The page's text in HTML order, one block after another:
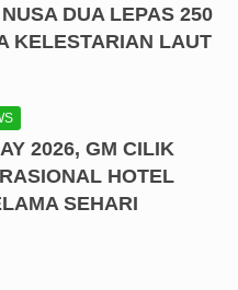
DUA LEPAS 250
KELESTARIAN LAUT
2026, GM CILIK
HOTEL
SEHARI